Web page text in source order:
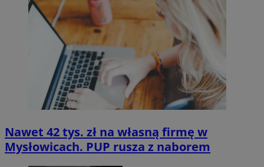
Nawet 42 tys. zł na własną firmę w
Mysłowicach. PUP rusza z naborem